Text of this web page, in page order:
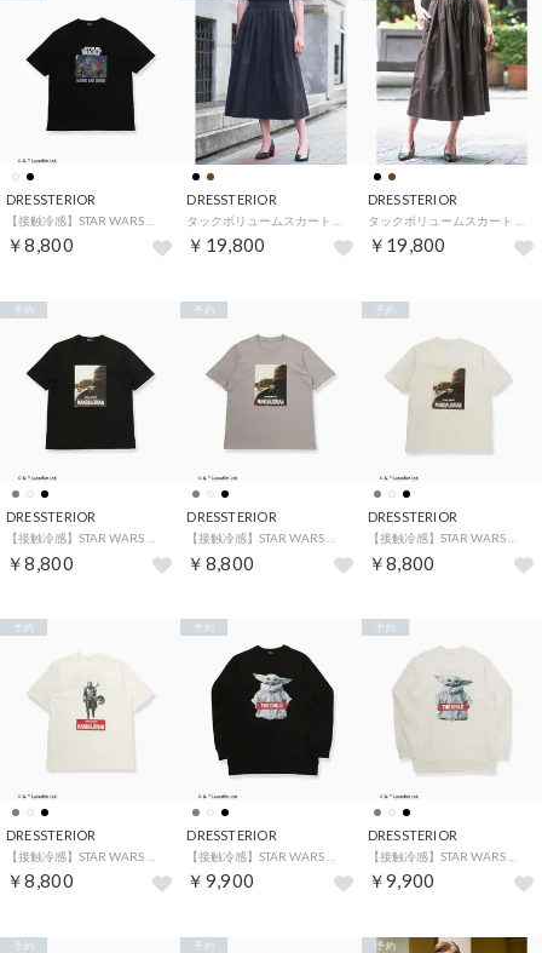
DRESSTERIOR
￥8,800
DRESSTERIOR
￥19,800
DRESSTERIOR
￥19,800
DRESSTERIOR
￥8,800
予約
DRESSTERIOR
￥8,800
予約
DRESSTERIOR
￥8,800
予約
DRESSTERIOR
￥8,800
予約
DRESSTERIOR
￥9,900
予約
DRESSTERIOR
￥9,900
予約
予約 予約 予約